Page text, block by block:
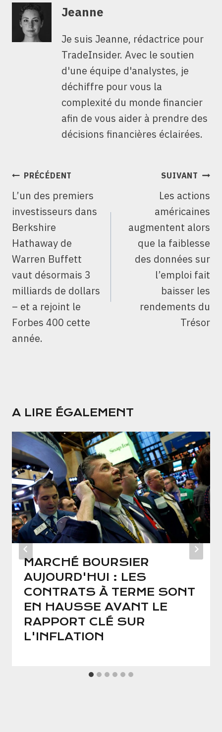
Jeanne
Je suis Jeanne, rédactrice pour
TradeInsider. Avec le soutien
d'une équipe d'analystes, je
déchiffre pour vous la
complexité du monde financier
afin de vous aider à prendre des
décisions financières éclairées.
NAVIGATION
L’ARTICLE
PRÉCÉDENT
L’un des premiers
investisseurs dans
Berkshire
Hathaway de
Warren Buffett
vaut désormais 3
milliards de dollars
– et a rejoint le
Forbes 400 cette
année.
SUIVANT
Les actions
américaines
augmentent alors
que la faiblesse
des données sur
l’emploi fait
baisser les
rendements du
Trésor
A LIRE ÉGALEMENT
MARCHÉ BOURSIER
AUJOURD'HUI : LES
CONTRATS À TERME SONT
EN HAUSSE AVANT LE
RAPPORT CLÉ SUR
L'INFLATION